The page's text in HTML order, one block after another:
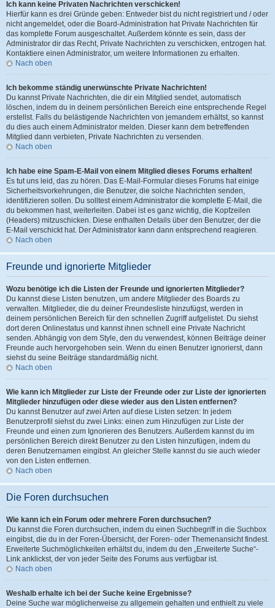
Ich kann keine Privaten Nachrichten verschicken!
Hierfür kann es drei Gründe geben: Entweder bist du nicht registriert und / oder
nicht angemeldet, oder die Board-Administration hat Private Nachrichten für
das komplette Forum ausgeschaltet. Außerdem könnte es sein, dass der
Administrator dir das Recht, Private Nachrichten zu verschicken, entzogen hat.
Kontaktiere einen Administrator, um weitere Informationen zu erhalten.
Nach oben
Ich bekomme ständig unerwünschte Private Nachrichten!
Du kannst Private Nachrichten, die dir ein Mitglied sendet, automatisch
löschen, indem du in deinem persönlichen Bereich eine entsprechende Regel
erstellst. Falls du belästigende Nachrichten von jemandem erhältst, so kannst
du dies auch einem Administrator melden. Dieser kann dem betreffenden
Mitglied dann verbieten, Private Nachrichten zu versenden.
Nach oben
Ich habe eine Spam-E-Mail von einem Mitglied dieses Forums erhalten!
Es tut uns leid, das zu hören. Das E-Mail-Formular dieses Forums hat einige
Sicherheitsvorkehrungen, die Benutzer, die solche Nachrichten senden,
identifizieren sollen. Du solltest einem Administrator die komplette E-Mail, die
du bekommen hast, weiterleiten. Dabei ist es ganz wichtig, die Kopfzeilen
(Headers) mitzuschicken. Diese enthalten Details über den Benutzer, der die
E-Mail verschickt hat. Der Administrator kann dann entsprechend reagieren.
Nach oben
Freunde und ignorierte Mitglieder
Wozu benötige ich die Listen der Freunde und ignorierten Mitglieder?
Du kannst diese Listen benutzen, um andere Mitglieder des Boards zu
verwalten. Mitglieder, die du deiner Freundesliste hinzufügst, werden in
deinem persönlichen Bereich für den schnellen Zugriff aufgelistet. Du siehst
dort deren Onlinestatus und kannst ihnen schnell eine Private Nachricht
senden. Abhängig von dem Style, den du verwendest, können Beiträge deiner
Freunde auch hervorgehoben sein. Wenn du einen Benutzer ignorierst, dann
siehst du seine Beiträge standardmäßig nicht.
Nach oben
Wie kann ich Mitglieder zur Liste der Freunde oder zur Liste der ignorierten
Mitglieder hinzufügen oder diese wieder aus den Listen entfernen?
Du kannst Benutzer auf zwei Arten auf diese Listen setzen: In jedem
Benutzerprofil siehst du zwei Links: einen zum Hinzufügen zur Liste der
Freunde und einen zum Ignorieren des Benutzers. Außerdem kannst du im
persönlichen Bereich direkt Benutzer zu den Listen hinzufügen, indem du
deren Benutzernamen eingibst. An gleicher Stelle kannst du sie auch wieder
von den Listen entfernen.
Nach oben
Die Foren durchsuchen
Wie kann ich ein Forum oder mehrere Foren durchsuchen?
Du kannst die Foren durchsuchen, indem du einen Suchbegriff in die Suchbox
eingibst, die du in der Foren-Übersicht, der Foren- oder Themenansicht findest.
Erweiterte Suchmöglichkeiten erhältst du, indem du den „Erweiterte Suche“-
Link anklickst, der von jeder Seite des Forums aus verfügbar ist.
Nach oben
Weshalb erhalte ich bei der Suche keine Ergebnisse?
Deine Suche war möglicherweise zu allgemein gehalten und enthielt zu viele